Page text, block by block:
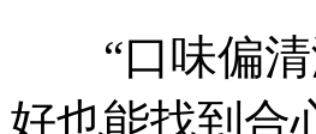
“口味偏清
好也能找到合